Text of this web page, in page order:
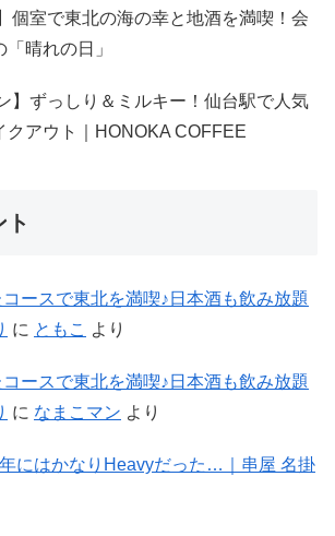
個室で東北の海の幸と地酒を満喫！会
晴れの日」
】ずっしり＆ミルキー！仙台駅で人気
クアウト｜HONOKA COFFEE
ースで東北を満喫♪日本酒も飲み放題
に ともこ より
ースで東北を満喫♪日本酒も飲み放題
に なまこマン より
にはかなりHeavyだった…｜串屋 名掛